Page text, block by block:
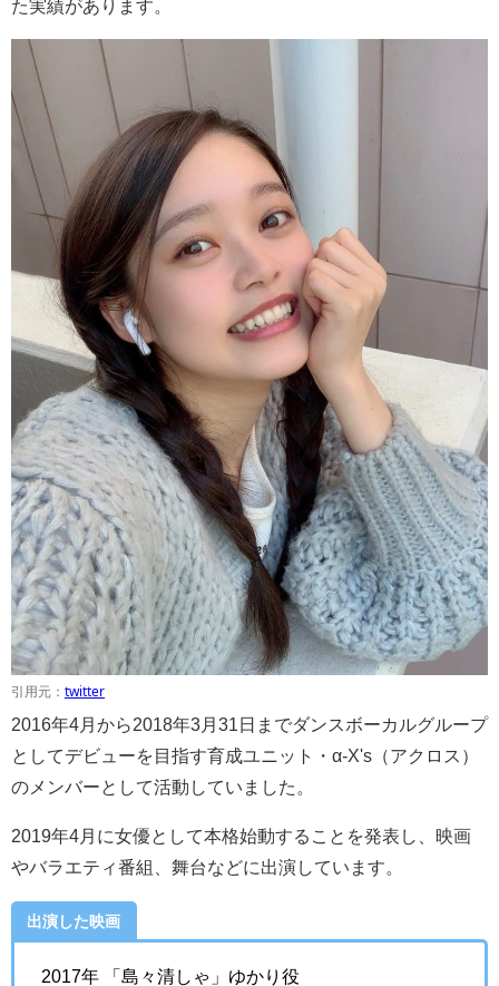
た実績があります。
引用元： twitter
2016年4月から2018年3月31日までダンスボーカルグループ
としてデビューを目指す育成ユニット・α‐X's（アクロス）
のメンバーとして活動していました。
2019年4月に女優として本格始動することを発表し、映画
やバラエティ番組、舞台などに出演しています。
出演した映画
2017年 「島々清しゃ」ゆかり役